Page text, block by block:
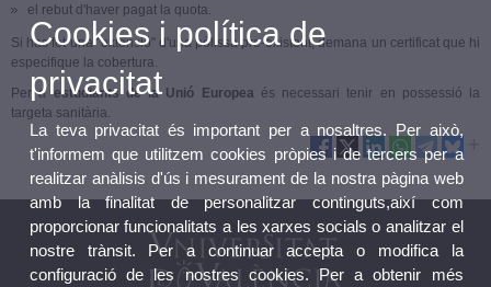
el rebut d'haver pagat la quota.
Si has fet una "extensió" d'una pòlissa pre-existent, demana un certificat que hi
especifique la cobertura.
Per aestudiants de la Unió Europeaés necessari tenir en possessió la
targeta sanitària.
Cookies i política de
privacitat
La teva privacitat és important per a nosaltres. Per això,
t'informem que utilitzem cookies pròpies i de tercers per a
realitzar anàlisis d'ús i mesurament de la nostra pàgina web
amb la finalitat de personalitzar continguts,així com
proporcionar funcionalitats a les xarxes socials o analitzar el
nostre trànsit. Per a continuar accepta o modifica la
configuració de les nostres cookies. Per a obtenir més